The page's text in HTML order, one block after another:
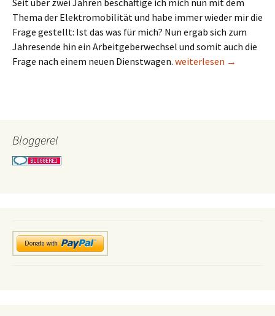
Thema der Elektromobilität und habe immer wieder mir die
Frage gestellt: Ist das was für mich? Nun ergab sich zum
Jahresende hin ein Arbeitgeberwechsel und somit auch die
Frage nach einem neuen Dienstwagen. Aus Brum Brum wird
weiterlesen →
Bloggerei